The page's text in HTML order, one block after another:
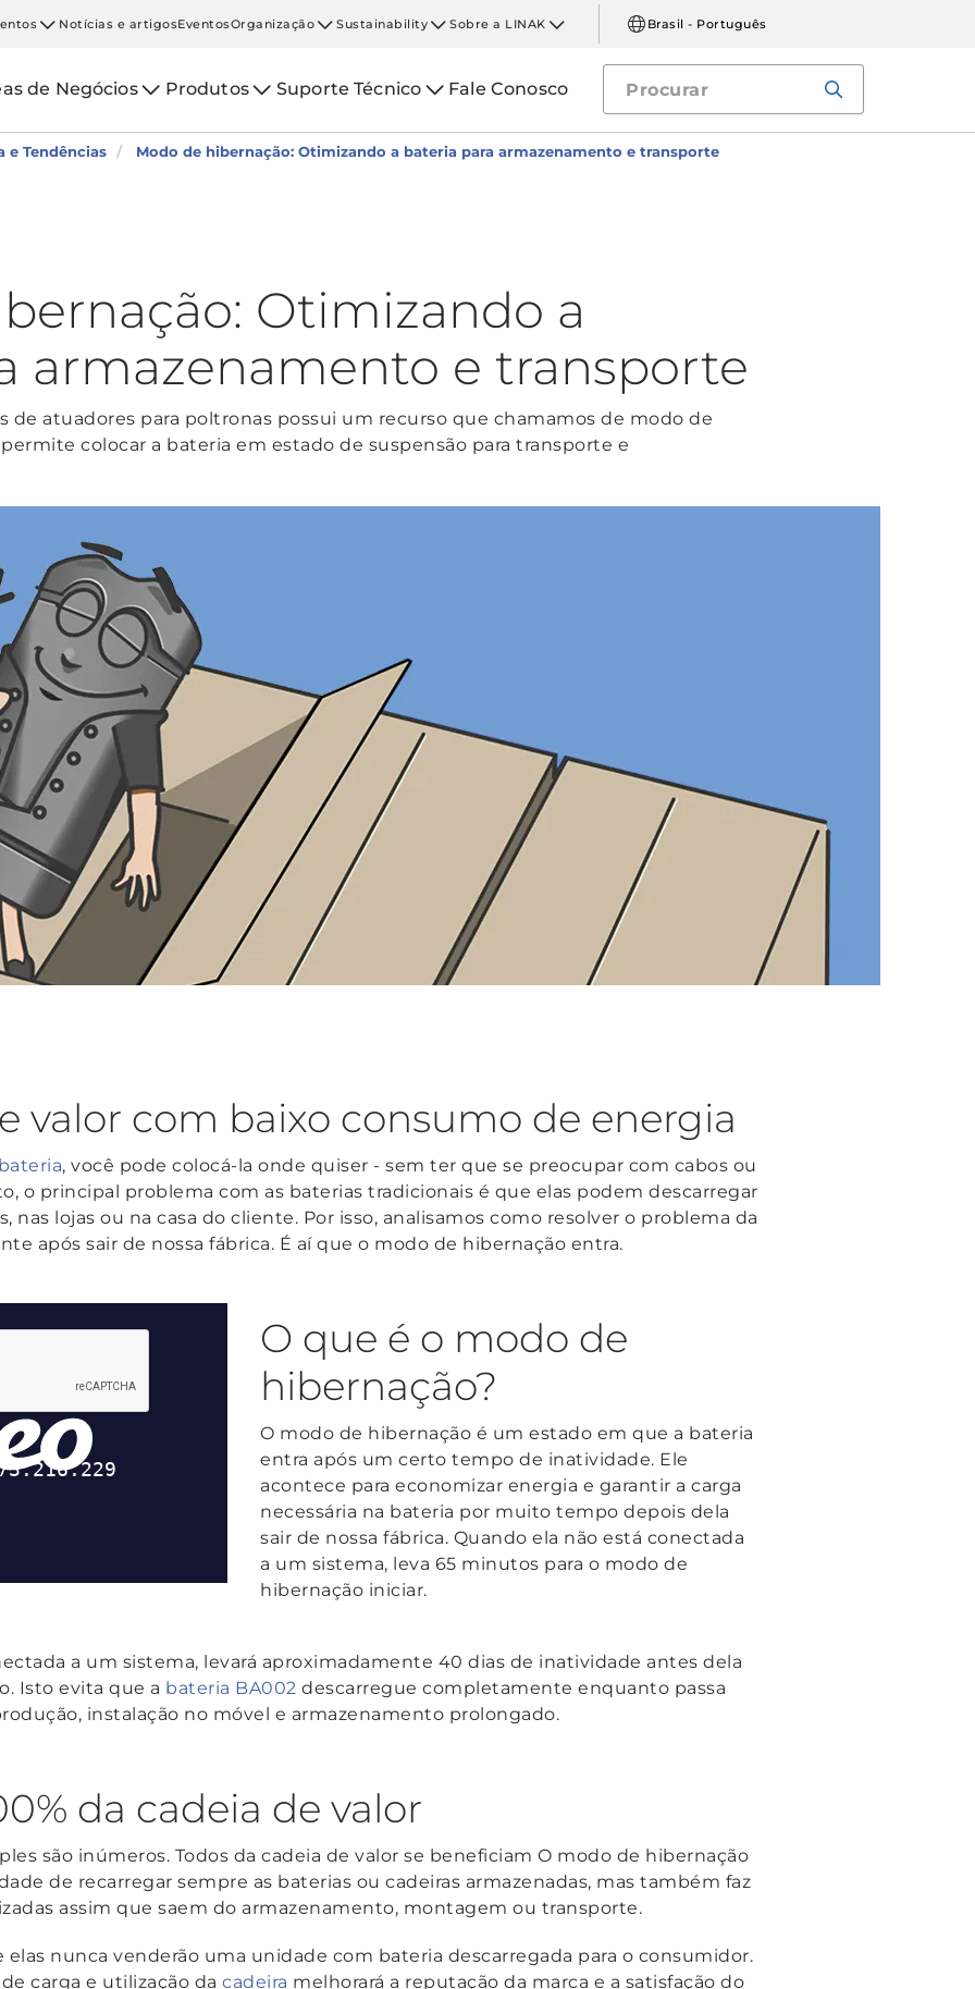
Notícias e artigosEventosOrganização Sustainability Sobre a LINAK Brasil - Português
de Negócios Produtos Suporte Técnico Fale Conosco
e Tendências Modo de hibernação: Otimizando a bateria para armazenamento e transporte
Otimizando a
armazenamento e transporte
de atuadores para poltronas possui um recurso que chamamos de modo de
colocar a bateria em estado de suspensão para transporte e
valor com baixo consumo de energia
, você pode colocá-la onde quiser - sem ter que se preocupar com cabos ou
o principal problema com as baterias tradicionais é que elas podem descarregar
nas lojas ou na casa do cliente. Por isso, analisamos como resolver o problema da
após sair de nossa fábrica. É aí que o modo de hibernação entra.
O que é o modo de
hibernação?
O modo de hibernação é um estado em que a bateria
entra após um certo tempo de inatividade. Ele
acontece para economizar energia e garantir a carga
necessária na bateria por muito tempo depois dela
sair de nossa fábrica. Quando ela não está conectada
a um sistema, leva 65 minutos para o modo de
hibernação iniciar.
a um sistema, levará aproximadamente 40 dias de inatividade antes dela
Isto evita que a bateria BA002 descarregue completamente enquanto passa
instalação no móvel e armazenamento prolongado.
da cadeia de valor
são inúmeros. Todos da cadeia de valor se beneficiam O modo de hibernação
de recarregar sempre as baterias ou cadeiras armazenadas, mas também faz
assim que saem do armazenamento, montagem ou transporte.
elas nunca venderão uma unidade com bateria descarregada para o consumidor.
carga e utilização da cadeira melhorará a reputação da marca e a satisfação do